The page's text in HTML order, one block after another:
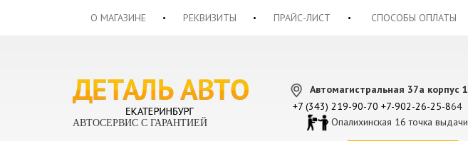
О МАГАЗИНЕ РЕКВИЗИТЫ ПРАЙС-ЛИСТ СПОСОБЫ ОПЛАТЫ
АВТОСЕРВИС С ГАРАНТИЕЙ
Автомагистральная 37а корпус 1
+7 (343) 219-90-70 +7-902-26-25-864
Опалихинская 16 точка выдачи